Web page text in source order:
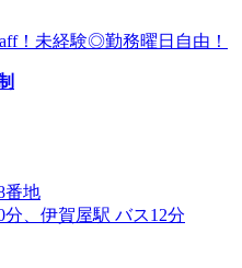
！未経験◎勤務曜日自由！
番地
、伊賀屋駅 バス12分